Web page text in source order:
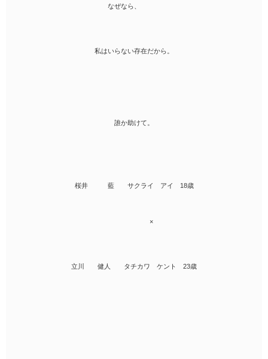
なぜなら、
私はいらない存在だから。
誰か助けて。
桜井 藍 サクライ アイ 18歳
×
立川 健人 タチカワ ケント 23歳